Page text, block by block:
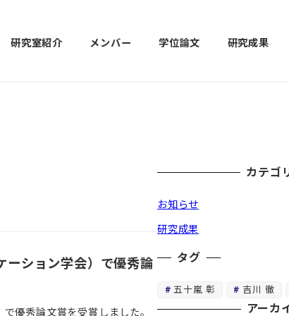
研究室紹介 メンバー 学位論文 研究成果
ーション学会）で優秀論
優秀論文賞を受賞しました。
カテゴ
お知らせ
研究成果
タグ
五十嵐 彰 吉川 徹
アーカ